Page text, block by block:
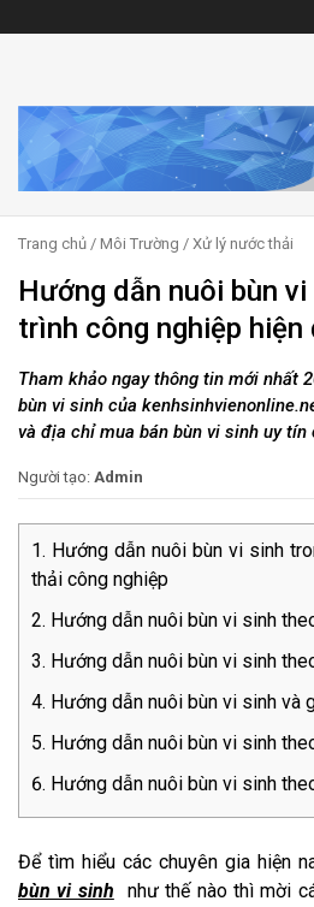
Trang chủ / Môi Trường / Xử lý nước thải
Hướng dẫn nuôi bùn
trình công nghiệp hiện
Tham khảo ngay thông tin mới nhất
bùn vi sinh của
và địa chỉ mua bán bùn vi sinh uy tín
Người tạo: Admin
Hướng dẫn nuôi bùn vi sinh
thải công nghiệp
Hướng dẫn nuôi bùn vi sinh
Hướng dẫn nuôi bùn vi sinh
Hướng dẫn nuôi bùn vi sinh và
Hướng dẫn nuôi bùn vi sinh
Hướng dẫn nuôi bùn vi sinh
Để tìm hiểu các chuyên gia hiện
bùn vi sinh như thế nào thì mời